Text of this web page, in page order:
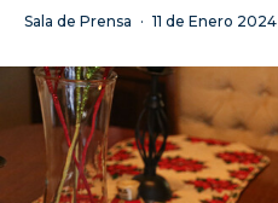
Sala de Prensa · 11 de Enero 2024